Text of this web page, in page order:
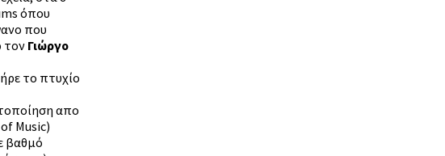
όπου
που
τον Γιώργο
το πτυχίο
απο
Music)
βαθμό